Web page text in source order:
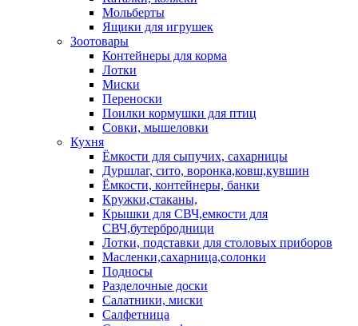
Мольберты
Ящики для игрушек
Зоотовары
Контейнеры для корма
Лотки
Миски
Переноски
Поилки кормушки для птиц
Совки, мышеловки
Кухня
Ёмкости для сыпучих, сахарницы
Дуршлаг, сито, воронка,ковш,кувшин
Ёмкости, контейнеры, банки
Кружки,стаканы,
Крышки для СВЧ,емкости для
СВЧ,бутербродници
Лотки, подставки для столовых приборов
Масленки,сахарница,солонки
Подносы
Разделочные доски
Салатники, миски
Салфетница